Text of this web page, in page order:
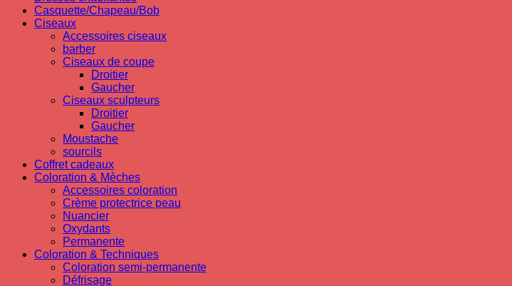
Casquette/Chapeau/Bob
Ciseaux
Accessoires ciseaux
barber
Ciseaux de coupe
Droitier
Gaucher
Ciseaux sculpteurs
Droitier
Gaucher
Moustache
sourcils
Coffret cadeaux
Coloration & Mèches
Accessoires coloration
Crème protectrice peau
Nuancier
Oxydants
Permanente
Coloration & Techniques
Coloration semi-permanente
Défrisage